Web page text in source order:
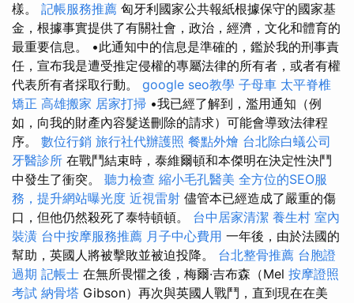
樣。 記帳服務推薦 匈牙利國家公共報紙根據保守的國家基
金，根據事實提供了有關社會，政治，經濟，文化和體育的
最重要信息。 •此通知中的信息是準確的，鑑於我的刑事責
任，宣布我是遭受推定侵權的專屬法律的所有者，或者有權
代表所有者採取行動。 google seo教學 子母車 太平脊椎
矯正 高雄搬家 居家打掃 •我已經了解到，濫用通知（例
如，向我的財產內容髮送刪除的請求）可能會導致法律程
序。 數位行銷 旅行社代辦護照 餐點外燴 台北除白蟻公司
牙醫診所 在戰鬥結束時，泰維爾頓和本傑明在決定性決鬥
中發生了衝突。 聽力檢查 縮小毛孔醫美 全方位的SEO服
務，提升網站曝光度 近視雷射 儘管本已經造成了嚴重的傷
口，但他仍然殺死了泰特頓頓。 台中居家清潔 養生村 室內
裝潢 台中按摩服務推薦 月子中心費用 一年後，由於法國的
幫助，英國人將被擊敗並被迫投降。 台北整骨推薦 台胞證
過期 記帳士 在無所畏懼之後，梅爾·吉布森（Mel 按摩證照
考試 納骨塔 Gibson）再次與英國人戰鬥，直到現在在美